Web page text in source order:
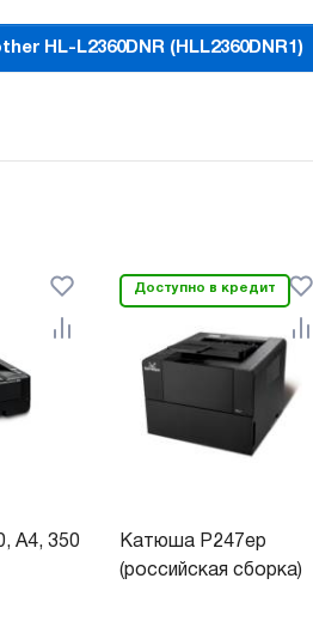
HL-L2360DNR (HLL2360DNR1)
A4, 350
Доступно в кредит
Катюша P247ep
(российская сборка)